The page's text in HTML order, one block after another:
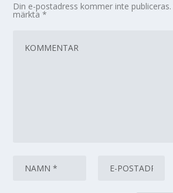
Din e-postadress kommer inte publiceras.
märkta*